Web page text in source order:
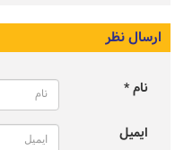
ارسال نظر
نام *
ایمیل